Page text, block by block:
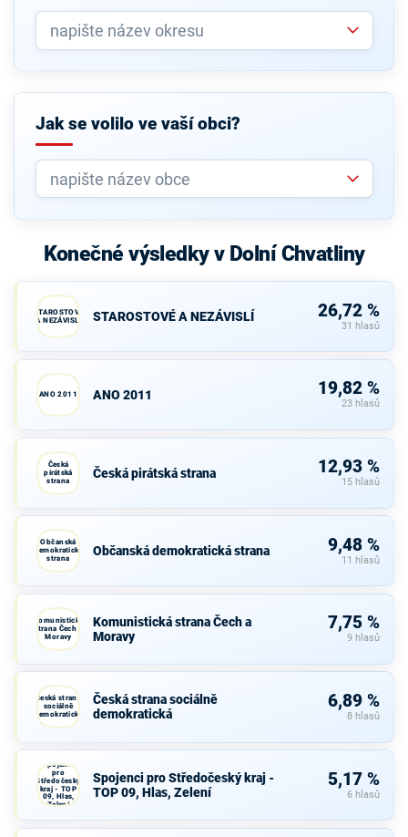
Jak se volilo ve vaší obci?
Konečné výsledky v Dolní Chvatliny
STAROSTOVÉ
A NEZÁVISLÍ
STAROSTOVÉ A NEZÁVISLÍ 26,72 %
31 hlasů
ANO 2011 ANO 2011 19,82 %
23 hlasů
Česká
pirátská
strana
Česká pirátská strana 12,93 %
15 hlasů
Občanská
demokratická
strana
Občanská demokratická strana 9,48 %
11 hlasů
Komunistická
strana Čech a
Moravy
Komunistická strana Čech a
Moravy
7,75 %
9 hlasů
Česká strana
sociálně
demokratická
Česká strana sociálně
demokratická
6,89 %
8 hlasů
Spojenci
pro
Středočeský
kraj - TOP
09, Hlas,
Zelení
Spojenci pro Středočeský kraj -
TOP 09, Hlas, Zelení
5,17 %
6 hlasů